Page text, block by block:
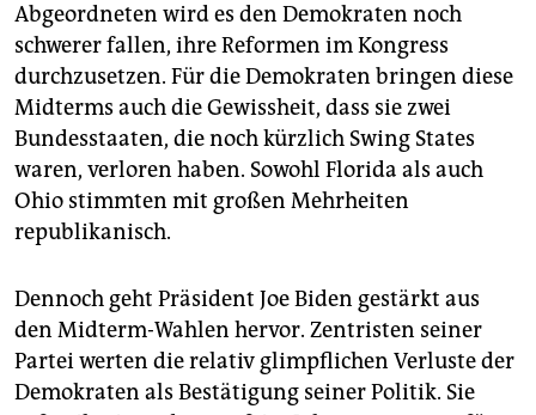
Abgeordneten wird es den Demokraten noch
schwerer fallen, ihre Reformen im Kongress
durchzusetzen. Für die Demokraten bringen diese
Midterms auch die Gewissheit, dass sie zwei
Bundesstaaten, die noch kürzlich Swing States
waren, verloren haben. Sowohl Florida als auch
Ohio stimmten mit großen Mehrheiten
republikanisch.
Dennoch geht Präsident Joe Biden gestärkt aus
den Midterm-Wahlen hervor. Zentristen seiner
Partei werten die relativ glimpflichen Verluste der
Demokraten als Bestätigung seiner Politik. Sie